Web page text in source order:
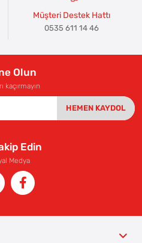
Müşteri Destek Hattı
0535 611 14 46
Olun
kaçırmayın
HEMEN KAYDOL
Edin
Medya